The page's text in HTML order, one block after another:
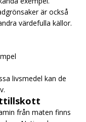
är också
värdefulla källor.
livsmedel kan de
från maten finns